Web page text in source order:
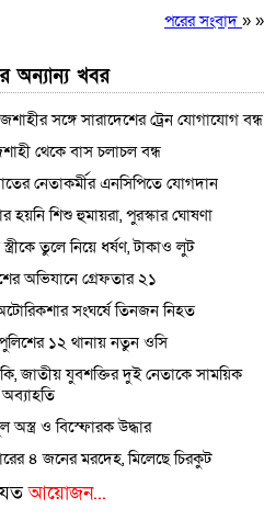
পরের সংবাদ » »
অন্যান্য খবর
সঙ্গে সারাদেশের ট্রেন যোগাযোগ বন্ধ
থেকে বাস চলাচল বন্ধ
নেতাকর্মীর এনসিপিতে যোগদান
হয়নি শিশু হুমায়রা, পুরস্কার ঘোষণা
স্ত্রীকে তুলে নিয়ে ধর্ষণ, টাকাও লুট
অভিযানে গ্রেফতার ২১
সংঘর্ষে তিনজন নিহত
১২ থানায় নতুন ওসি
জাতীয় যুবশক্তির দুই নেতাকে সাময়িক
অব্যাহতি
অস্ত্র ও বিস্ফোরক উদ্ধার
৪ জনের মরদেহ, মিলেছে চিরকুট
যতআয়োজন...